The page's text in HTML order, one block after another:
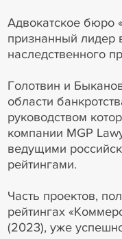
Адвокатское бюро
признанный лидер
наследственного
Голотвин и
области
руководством
компании MGP
ведущими
рейтингами.
Часть проектов,
рейтингах
(2023), уже